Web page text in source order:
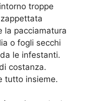
troppe
la pacciamatura
o fogli secchi
le infestanti.
costanza.
tutto insieme.